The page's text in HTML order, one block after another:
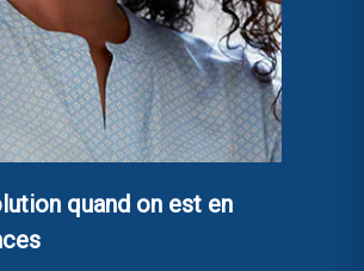
quand on est en